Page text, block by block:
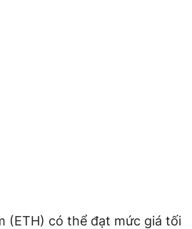
(ETH) có thể đạt mức giá tối